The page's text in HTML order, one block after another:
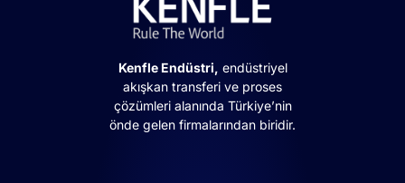
Kenfle Endüstri, endüstriyel
akışkan transferi ve proses
çözümleri alanında Türkiye’nin
önde gelen firmalarından biridir.